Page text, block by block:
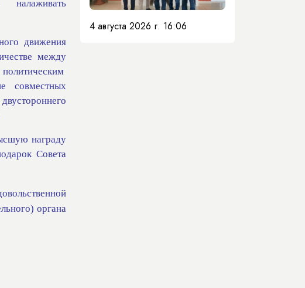
налаживать
движения
между
совместных
награду
Совета
органа
4 августа 2026 г. 16:06